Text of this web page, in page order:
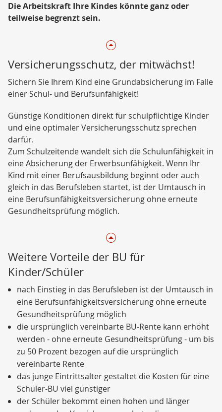
Die Arbeitskraft Ihre Kindes könnte ganz oder
teilweise begrenzt sein.
Versicherungsschutz, der mitwächst!
Sichern Sie Ihrem Kind eine Grundabsicherung im Falle
einer Schul- und Berufsunfähigkeit!
Günstige Konditionen direkt für schulpflichtige Kinder
und eine optimaler Versicherungsschutz sprechen
darfür.
Zum Schulzeitende wandelt sich die Schulunfähigkeit in
eine Absicherung der Erwerbsunfähigkeit. Wenn Ihr
Kind mit einer Berufsausbildung beginnt oder auch
gleich in das Berufsleben startet, ist der Umtausch in
eine Berufsunfähigkeitsversicherung ohne erneute
Gesundheitsprüfung möglich.
Weitere Vorteile der BU für
Kinder/Schüler
nach Einstieg in das Berufsleben ist der Umtausch in
eine Berufsunfähigkeitsversicherung ohne erneute
Gesundheitsprüfung möglich
die ursprünglich vereinbarte BU-Rente kann erhöht
werden - ohne erneute Gesundheitsprüfung - um bis
zu 50 Prozent bezogen auf die ursprünglich
vereinbarte Rente
das junge Eintrittsalter gestaltet die Kosten für eine
Schüler-BU viel günstiger
der Schüler bekommt einen hohen und länger